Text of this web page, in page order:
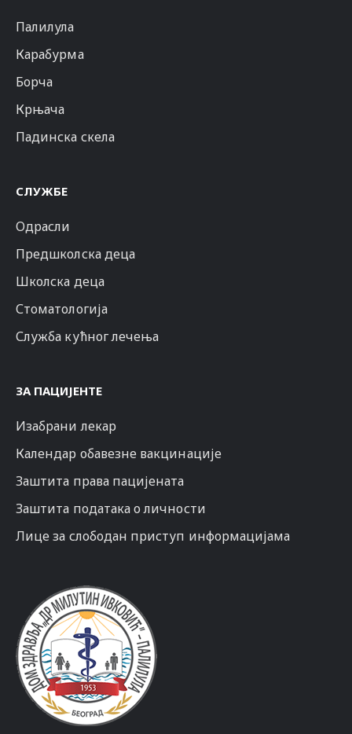
Палилула
Карабурма
Борча
Крњача
Падинска скела
СЛУЖБЕ
Одрасли
Предшколска деца
Школска деца
Стоматологија
Служба кућног лечења
ЗА ПАЦИЈЕНТЕ
Изабрани лекар
Календар обавезне вакцинације
Заштита права пацијената
Заштита података о личности
Лице за слободан приступ информацијама